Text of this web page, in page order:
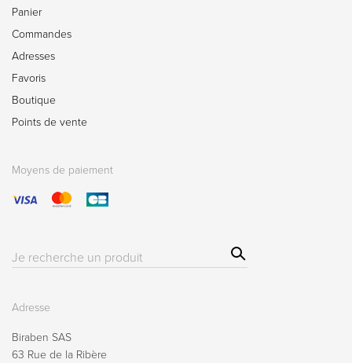
Panier
Commandes
Adresses
Favoris
Boutique
Points de vente
Moyens de paiement
Résultat(s)
Sear
ch
Adresse
Biraben SAS
63 Rue de la Ribère